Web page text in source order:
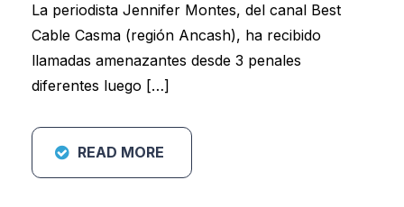
La periodista Jennifer Montes, del canal Best
Cable Casma (región Ancash), ha recibido
llamadas amenazantes desde 3 penales
diferentes luego […]
READ MORE